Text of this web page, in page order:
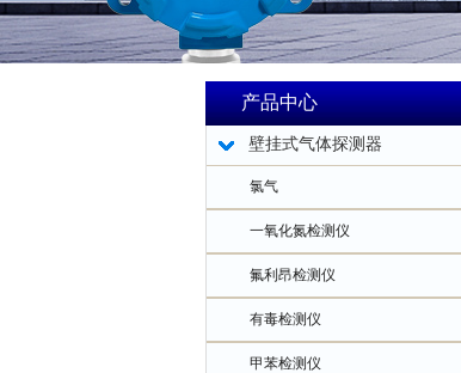
产品中心
壁挂式气体探测器
氯气
一氧化氮检测仪
氟利昂检测仪
有毒检测仪
甲苯检测仪